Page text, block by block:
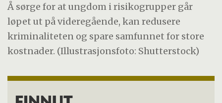
Å sørge for at ungdom i risikogrupper går
løpet ut på videregående, kan redusere
kriminaliteten og spare samfunnet for store
kostnader. (Illustrasjonsfoto: Shutterstock)